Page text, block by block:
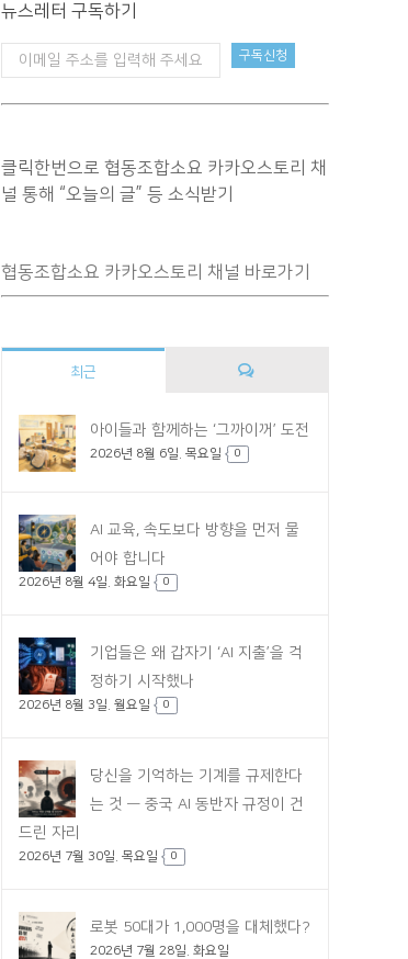
뉴스레터 구독하기
클릭한번으로 협동조합소요 카카오스토리 채
널 통해 “오늘의 글” 등 소식받기
협동조합소요 카카오스토리 채널 바로가기
최근
아이들과 함께하는 ‘그까이꺼’ 도전
2026년 8월 6일. 목요일 0
AI 교육, 속도보다 방향을 먼저 물
어야 합니다
2026년 8월 4일. 화요일 0
기업들은 왜 갑자기 ‘AI 지출’을 걱
정하기 시작했나
2026년 8월 3일. 월요일 0
당신을 기억하는 기계를 규제한다
는 것 — 중국 AI 동반자 규정이 건
드린 자리
2026년 7월 30일. 목요일 0
로봇 50대가 1,000명을 대체했다?
2026년 7월 28일. 화요일